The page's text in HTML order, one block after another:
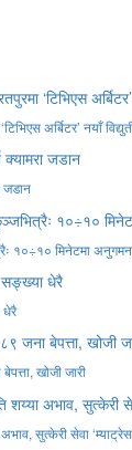
अर्बिटर’ नयाँ
जडान
१०÷१० मिनेटमा अनुगमन
धेरै
खोजी जारी
सुत्केरी सेवा